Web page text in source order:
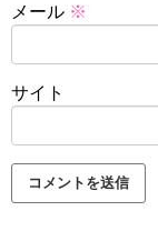
メール ※
サイト